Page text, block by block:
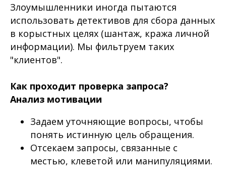
Злоумышленники иногда пытаются
использовать детективов для сбора данных
в корыстных целях (шантаж, кража личной
информации). Мы фильтруем таких
"клиентов".
Как проходит проверка запроса?
Анализ мотивации
Задаем уточняющие вопросы, чтобы
понять истинную цель обращения.
Отсекаем запросы, связанные с
местью, клеветой или манипуляциями.